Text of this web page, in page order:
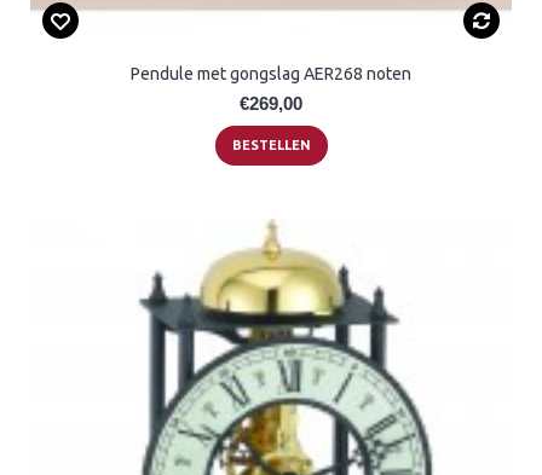
Pendule met gongslag AER268 noten
€269,00
BESTELLEN